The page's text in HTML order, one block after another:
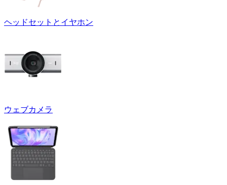
ヘッドセットとイヤホン
ウェブカメラ